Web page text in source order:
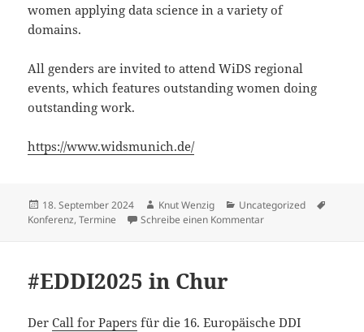
women applying data science in a variety of
domains.
All genders are invited to attend WiDS regional
events, which features outstanding women doing
outstanding work.
https://www.widsmunich.de/
Veröffentlicht
am
18. September 2024 Autor
Knut Wenzig Kategorien
Uncategorized
Konferenz,Termine Schreibe einen Kommentarzu Women in Data
#EDDI2025 in Chur
DerCall for Papers für die 16. Europäische DDI